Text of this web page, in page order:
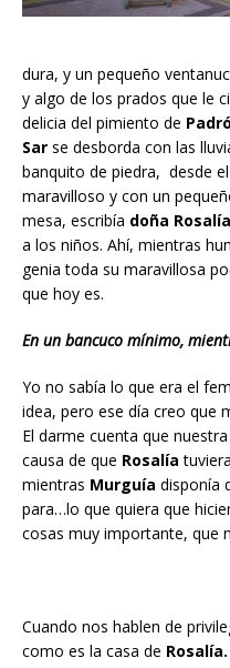
dura, y un pequeño
y algo de los prados que le
delicia del pimiento de
Sar se desborda con las
banquito de piedra, desde
maravilloso y con un
mesa, escribía doña Rosalía
a los niños. Ahí, mientras
genia toda su maravillosa
que hoy es.
En un bancuco mínimo,
Yo no sabía lo que era el
idea, pero ese día creo que
El darme cuenta que
causa de que Rosalía
mientras Murguía disponía
para…lo que quiera que
cosas muy importante, que
Cuando nos hablen de
como es la casa de Rosalía.